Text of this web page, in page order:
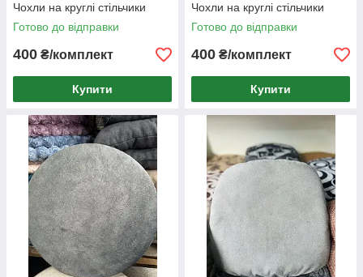
Чохли на круглі стільчики
Готово до відправки
400 ₴/комплект
Купити
Чохли на круглі стільчики
Готово до відправки
400 ₴/комплект
Купити